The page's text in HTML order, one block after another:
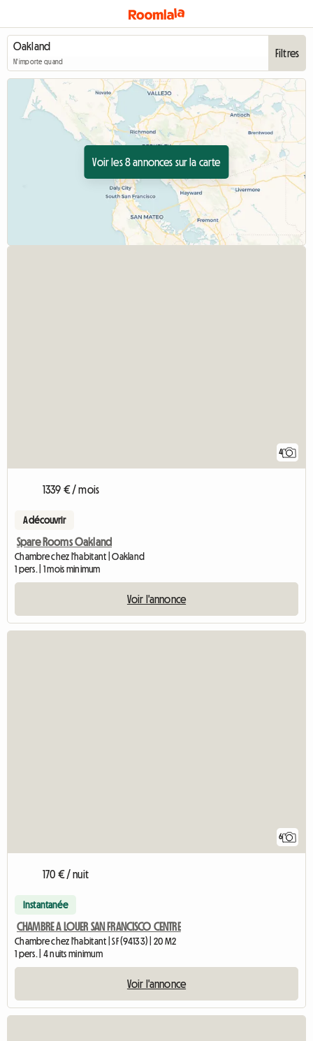
N'importe quand
Filtres
Voir les 8 annonces sur la carte
4
1339 € / mois
A découvrir
Spare Rooms Oakland
Chambre chez l'habitant | Oakland
1 pers. | 1 mois minimum
Voir l'annonce
6
170 € / nuit
Instantanée
CHAMBRE A LOUER SAN FRANCISCO CENTRE
Chambre chez l'habitant | SF (94133) | 20 M2
1 pers. | 4 nuits minimum
Voir l'annonce